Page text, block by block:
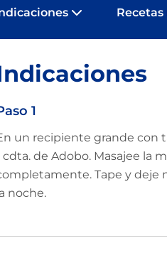
1
un recipiente grande con
cdta. de Adobo. Masajee la
Tape y deje
noche.